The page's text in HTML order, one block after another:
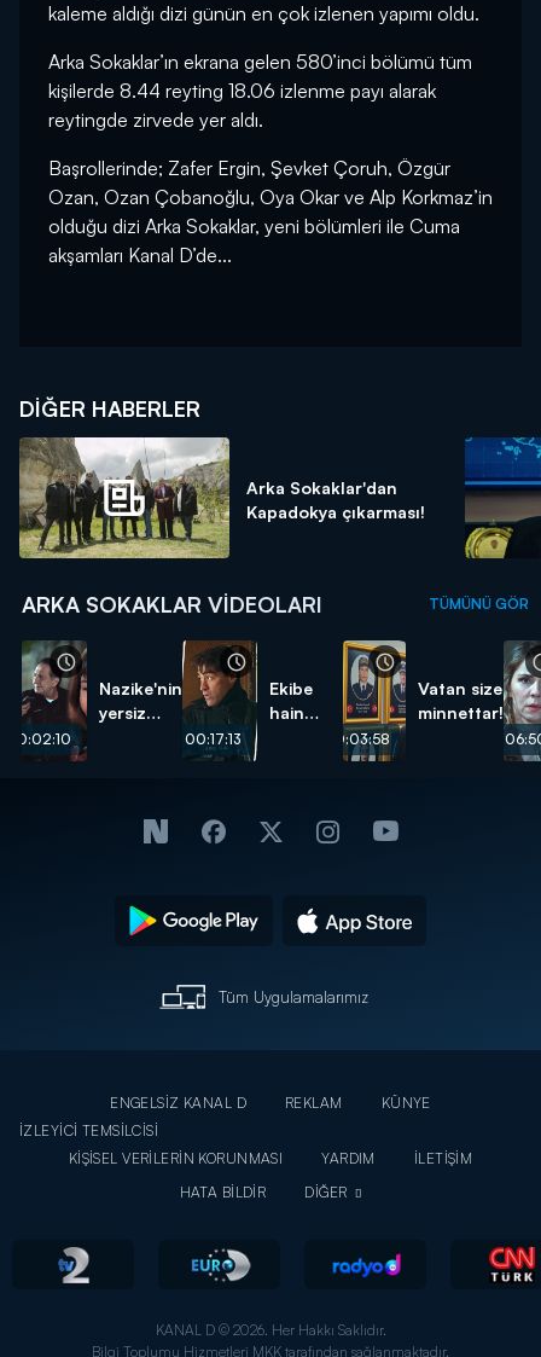
kaleme aldığı dizi günün en çok izlenen yapımı oldu.
Arka Sokaklar’ın ekrana gelen 580’inci bölümü tüm
kişilerde 8.44 reyting 18.06 izlenme payı alarak
reytingde zirvede yer aldı.
Başrollerinde; Zafer Ergin, Şevket Çoruh, Özgür
Ozan, Ozan Çobanoğlu, Oya Okar ve Alp Korkmaz’in
olduğu dizi Arka Sokaklar, yeni bölümleri ile Cuma
akşamları Kanal D’de...
DIĞER HABERLER
Arka Sokaklar'dan
Kapadokya çıkarması!
ARKA SOKAKLAR VIDEOLARI TÜMÜNÜ GÖR
00:02:10
Nazike'nin
yersiz
00:17:13
Ekibe
hain
00:03:58
Vatan size
minnettar!
Tüm Uygulamalarımız
ENGELSİZ KANAL D REKLAM
KÜNYE
İZLEYİCİ TEMSİLCİSİ
KİŞİSEL VERİLERİN KORUNMASI
YARDIM
İLETİŞİM
HATA BİLDİR
DİĞER
KANAL D © 2026. Her Hakkı Saklıdır.
Bilgi Toplumu Hizmetleri MKK tarafından sağlanmaktadır.